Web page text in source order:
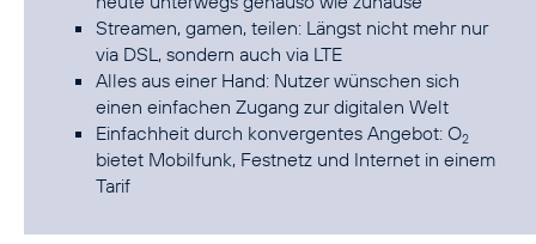
Streamen, gamen, teilen: Längst nicht mehr nur
via DSL, sondern auch via LTE
Alles aus einer Hand: Nutzer wünschen sich
einen einfachen Zugang zur digitalen Welt
Einfachheit durch konvergentes Angebot: O2
bietet Mobilfunk, Festnetz und Internet in einem
Tarif